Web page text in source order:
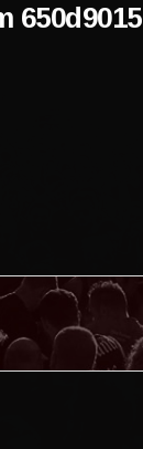
650d9015